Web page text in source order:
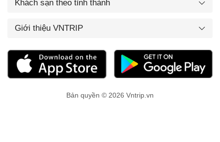
Khách sạn theo tỉnh thành
Giới thiệu VNTRIP
Bản quyền © 2026 Vntrip.vn